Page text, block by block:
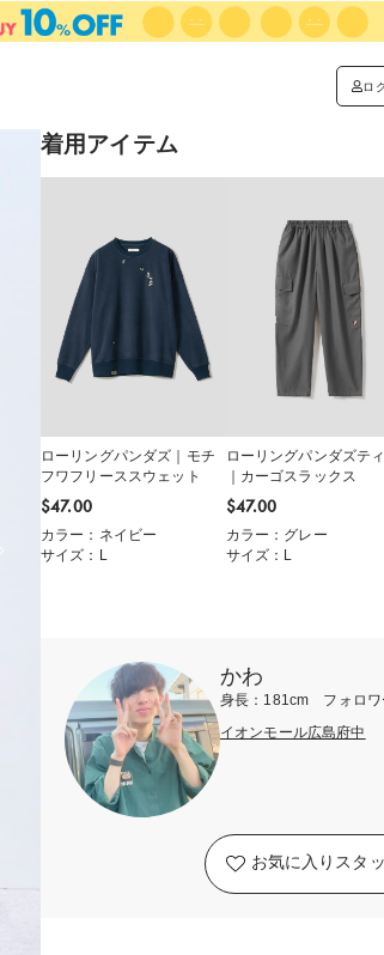
ロ
着用アイテム
ローリングパンダズ｜モチ
フワフリーススウェット
$‌47.00
カラー：ネイビー
サイズ：L
ローリングパンダズテ
｜カーゴスラックス
$‌47.00
カラー：グレー
サイズ：L
かわ
身長：181cm フォロワ
イオンモール広島府中
お気に入りスタ